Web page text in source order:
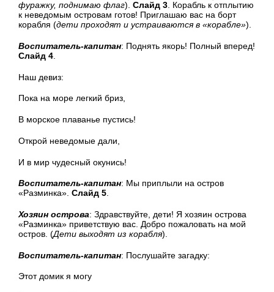
фуражку, поднимаю флаг). Слайд 3. Корабль к отплытию
к неведомым островам готов! Приглашаю вас на борт
корабля (дети проходят и устраиваются в «корабле»).
Воспитатель-капитан: Поднять якорь! Полный вперед!
Слайд 4
Наш девиз:
Пока на море легкий бриз,
В морское плаванье пустись!
Открой неведомые дали,
И в мир чудесный окунись!
Воспитатель-капитан: Мы приплыли на остров
«Разминка». Слайд 5.
Хозяин острова: Здравствуйте, дети! Я хозяин острова
«Разминка» приветствую вас. Добро пожаловать на мой
остров. (Дети выходят из корабля).
Воспитатель-капитан: Послушайте загадку:
Этот домик я могу